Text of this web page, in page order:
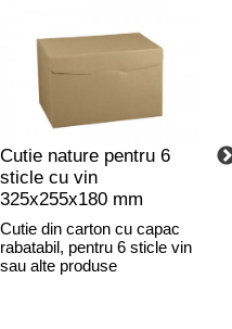
Cutie nature pentru 6
sticle cu vin
325x255x180 mm
Cutie din carton cu capac
rabatabil, pentru 6 sticle vin
sau alte produse